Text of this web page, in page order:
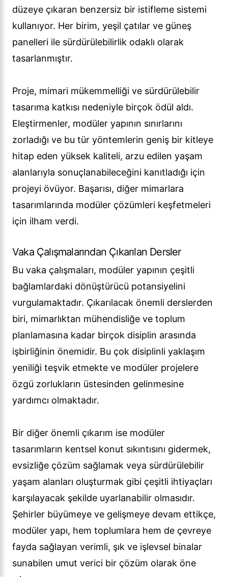
düzeye çıkaran benzersiz bir istifleme sistemi
kullanıyor. Her birim, yeşil çatılar ve güneş
panelleri ile sürdürülebilirlik odaklı olarak
tasarlanmıştır.
Proje, mimari mükemmelliği ve sürdürülebilir
tasarıma katkısı nedeniyle birçok ödül aldı.
Eleştirmenler, modüler yapının sınırlarını
zorladığı ve bu tür yöntemlerin geniş bir kitleye
hitap eden yüksek kaliteli, arzu edilen yaşam
alanlarıyla sonuçlanabileceğini kanıtladığı için
projeyi övüyor. Başarısı, diğer mimarlara
tasarımlarında modüler çözümleri keşfetmeleri
için ilham verdi.
Vaka Çalışmalarından Çıkarılan Dersler
Bu vaka çalışmaları, modüler yapının çeşitli
bağlamlardaki dönüştürücü potansiyelini
vurgulamaktadır. Çıkarılacak önemli derslerden
biri, mimarlıktan mühendisliğe ve toplum
planlamasına kadar birçok disiplin arasında
işbirliğinin önemidir. Bu çok disiplinli yaklaşım
yeniliği teşvik etmekte ve modüler projelere
özgü zorlukların üstesinden gelinmesine
yardımcı olmaktadır.
Bir diğer önemli çıkarım ise modüler
tasarımların kentsel konut sıkıntısını gidermek,
evsizliğe çözüm sağlamak veya sürdürülebilir
yaşam alanları oluşturmak gibi çeşitli ihtiyaçları
karşılayacak şekilde uyarlanabilir olmasıdır.
Şehirler büyümeye ve gelişmeye devam ettikçe,
modüler yapı, hem toplumlara hem de çevreye
fayda sağlayan verimli, şık ve işlevsel binalar
sunabilen umut verici bir çözüm olarak öne